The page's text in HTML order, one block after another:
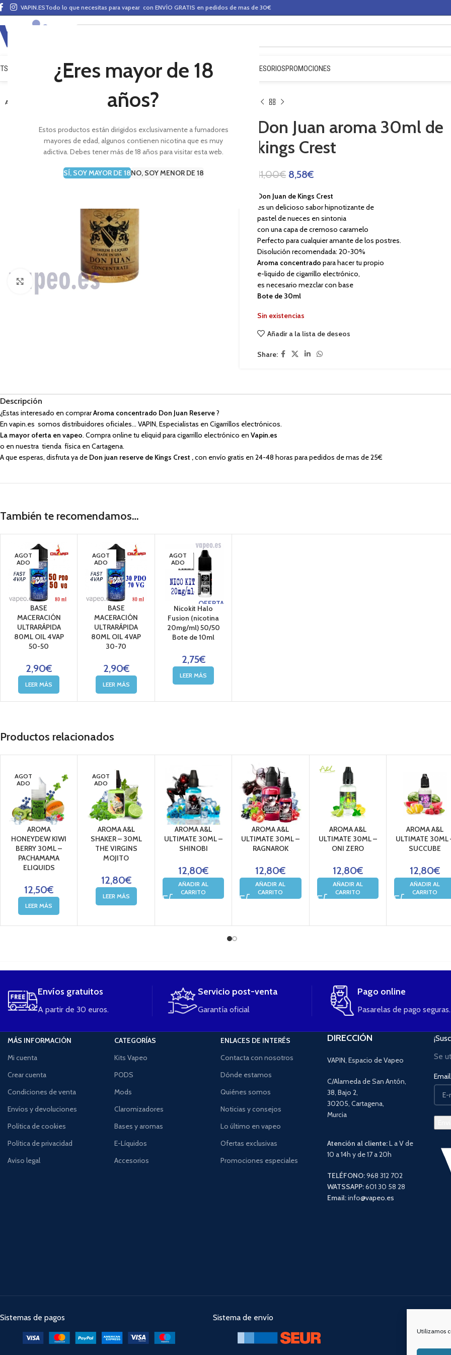
¿Eres mayor de 18
años?
Estos productos están dirigidos exclusivamente a fumadores
mayores de edad, algunos contienen nicotina que es muy
adictiva. Debes tener más de 18 años para visitar esta web.
SÍ, SOY MAYOR DE 18NO, SOY MENOR DE 18
Utilizamos
VAPIN.ESTodo lo que necesitas para vapear con ENVÍO GRATIS en pedidos de mas de 30€
VAPEO MODS CLAROMIZADORES BASES Y AROMAS (ALQUIMIA) ACCESORIOSPROMOCIONES
AGOTADO
Haga Click para agrandar
Don Juan aroma 30ml de
kings Crest
11,00€ 8,58€
Don Juan de Kings Crest
es un delicioso sabor hipnotizante de
pastel de nueces en sintonia
con una capa de cremoso caramelo
Perfecto para cualquier amante de los postres.
Disolución recomendada: 20-30%
Aroma concentrado para hacer tu propio
e-liquido de cigarrillo electrónico,
es necesario mezclar con base
Bote de 30ml
Sin existencias
Añadir a la lista de deseos
Share:
Descripción
¿Estas interesado en comprarAroma concentrado Don Juan Reserve?
En vapin.es somos distribuidores oficiales… VAPIN, Especialistas en Cigarrillos electrónicos.
La mayor oferta en vapeo. Compra online tu eliquid para cigarrillo electrónico en Vapin.es
o en nuestra tienda física en Cartagena.
A que esperas, disfruta ya de Don juan reserve de Kings Crest ,con envío gratis en 24-48 horas para pedidos de mas de 25€
También te recomendamos…
AGOT
ADO
BASE
MACERACIÓN
ULTRARÁPIDA
80ML OIL 4VAP
50-50
2,90€
LEER MÁS
AGOT
ADO
BASE
MACERACIÓN
ULTRARÁPIDA
80ML OIL 4VAP
30-70
2,90€
LEER MÁS
AGOT
ADO
OFERTA
Nicokit Halo
Fusion (nicotina
20mg/ml) 50/50
Bote de 10ml
2,75€
LEER MÁS
Productos relacionados
AGOT
ADO
AROMA
HONEYDEW KIWI
BERRY 30ML –
PACHAMAMA
ELIQUIDS
12,50€
LEER MÁS
AGOT
ADO
AROMA A&L
SHAKER – 30ML
THE VIRGINS
MOJITO
12,80€
LEER MÁS
AROMA A&L
ULTIMATE 30ML –
SHINOBI
12,80€
AÑADIR AL
CARRITO
AROMA A&L
ULTIMATE 30ML –
RAGNAROK
12,80€
AÑADIR AL
CARRITO
AROMA A&L
ULTIMATE 30ML –
ONI ZERO
12,80€
AÑADIR AL
CARRITO
AROMA A&L
ULTIMATE 30ML
SUCCUBE
12,80€
AÑADIR AL
CARRITO
Envíos gratuitos
A partir de 30 euros.
Servicio post-venta
Garantía oficial
Pago online
Pasarelas de pago seguras.
MÁS INFORMACIÓN
Mi cuenta
Crear cuenta
Condiciones de venta
Envíos y devoluciones
Política de cookies
Política de privacidad
Aviso legal
CATEGORÍAS
Kits Vapeo
PODS
Mods
Claromizadores
Bases y aromas
E-Líquidos
Accesorios
ENLACES DE INTERÉS
Contacta con nosotros
Dónde estamos
Quiénes somos
Noticias y consejos
Lo último en vapeo
Ofertas exclusivas
Promociones especiales
DIRECCIÓN
VAPIN, Espacio de Vapeo
C/Alameda de San Antón,
38, Bajo 2,
30205, Cartagena,
Murcia
Atención al cliente:L a V de
10 a 14h y de 17 a 20h
TELÉFONO:968 312 702
WATSSAPP:601 30 58 28
Email:info@vapeo.es
Se
Email
Sistemas de pagos Sistema de envío